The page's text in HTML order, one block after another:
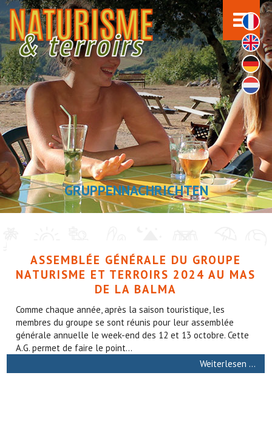
GRUPPENNACHRICHTEN
ASSEMBLÉE GÉNÉRALE DU GROUPE
NATURISME ET TERROIRS 2024 AU MAS
DE LA BALMA
Comme chaque année, après la saison touristique, les
membres du groupe se sont réunis pour leur assemblée
générale annuelle le week-end des 12 et 13 octobre. Cette
A.G. permet de faire le point...
Weiterlesen …